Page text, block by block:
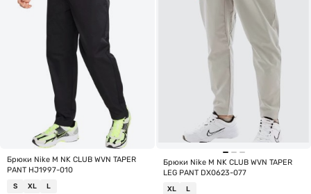
Брюки Nike M NK CLUB WVN TAPER
PANT HJ1997-010
S XL L
Брюки Nike M NK CLUB WVN TAPER
LEG PANT DX0623-077
XL L